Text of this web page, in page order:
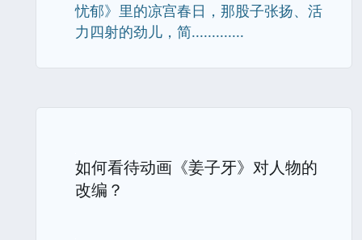
忧郁》里的凉宫春日，那股子张扬、活
力四射的劲儿，简.............
如何看待动画《姜子牙》对人物的
改编？